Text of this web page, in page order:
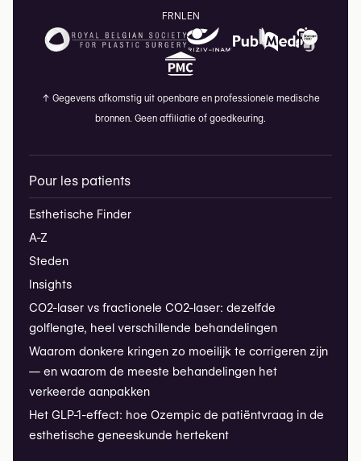
FRNL EN
↑ Gegevens afkomstig uit openbare en professionele medische
bronnen. Geen affiliatie of goedkeuring.
Pour les patients
Esthetische Finder
A-Z
Steden
Insights
CO2-laser vs fractionele CO2-laser: dezelfde
golflengte, heel verschillende behandelingen
Waarom donkere kringen zo moeilijk te corrigeren zijn
— en waarom de meeste behandelingen het
verkeerde aanpakken
Het GLP-1-effect: hoe Ozempic de patiëntvraag in de
esthetische geneeskunde hertekent